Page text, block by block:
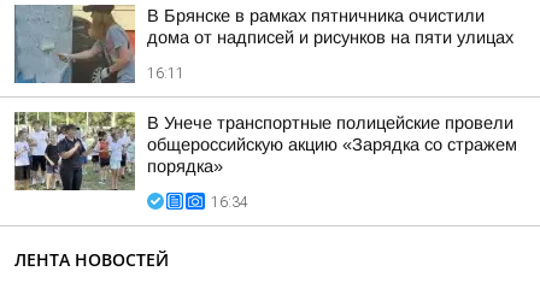
В Брянске в рамках пятничника очистили
дома от надписей и рисунков на пяти улицах
16:11
В Унече транспортные полицейские провели
общероссийскую акцию «Зарядка со стражем
порядка»
16:34
ЛЕНТА НОВОСТЕЙ